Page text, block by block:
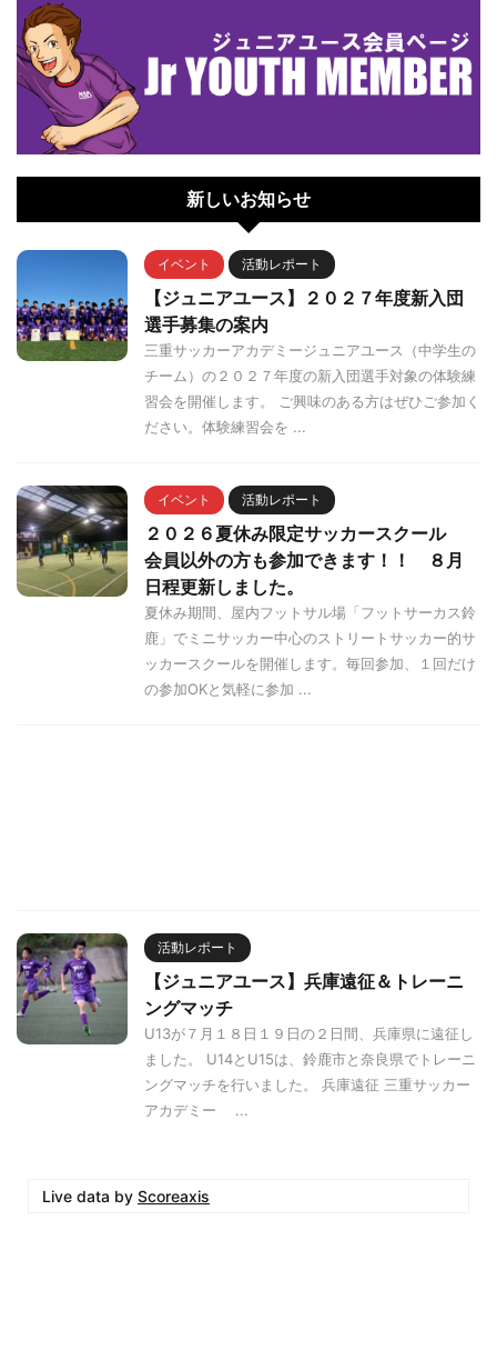
新しいお知らせ
イベント 活動レポート
【ジュニアユース】２０２７年度新入団
選手募集の案内
三重サッカーアカデミージュニアユース（中学生の
チーム）の２０２７年度の新入団選手対象の体験練
習会を開催します。 ご興味のある方はぜひご参加く
ださい。体験練習会を ...
イベント 活動レポート
２０２６夏休み限定サッカースクール
会員以外の方も参加できます！！ ８月
日程更新しました。
夏休み期間、屋内フットサル場「フットサーカス鈴
鹿」でミニサッカー中心のストリートサッカー的サ
ッカースクールを開催します。毎回参加、１回だけ
の参加OKと気軽に参加 ...
活動レポート
【ジュニアユース】兵庫遠征＆トレーニ
ングマッチ
U13が７月１８日１９日の２日間、兵庫県に遠征し
ました。 U14とU15は、鈴鹿市と奈良県でトレーニ
ングマッチを行いました。 兵庫遠征 三重サッカー
アカデミー ...
Live data by Scoreaxis